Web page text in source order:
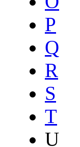
P
Q
R
S
T
U